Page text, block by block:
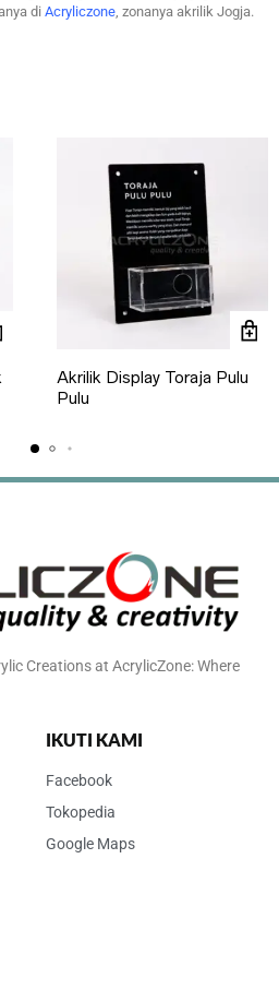
di Acryliczone , zonanya akrilik Jogja.
Akrilik Display Toraja Pulu
Pulu
Creations at AcrylicZone: Where
IKUTI KAMI
Facebook
Tokopedia
Google Maps